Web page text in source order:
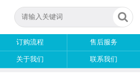
订购流程 售后服务
关于我们 联系我们